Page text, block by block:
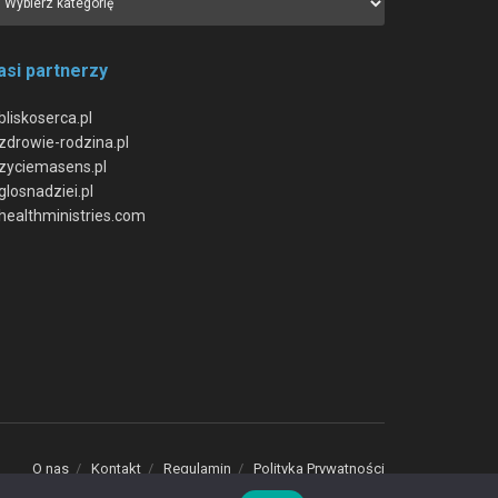
partnerzy
rodzina.pl
O nas Kontakt Regulamin Polityka Prywatności